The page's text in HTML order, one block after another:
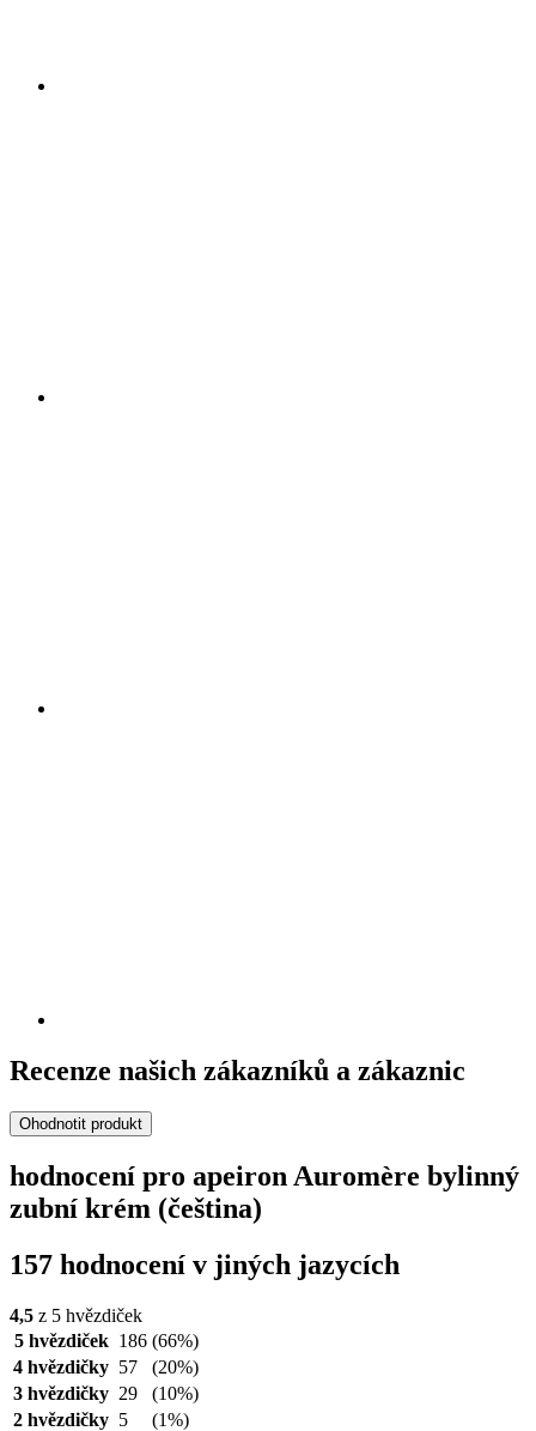
Recenze našich zákazníků a zákaznic
Ohodnotit produkt
hodnocení pro apeiron Auromère bylinný
zubní krém (čeština)
157 hodnocení v jiných jazycích
4,5 z 5 hvězdiček
5 hvězdiček 186 (66%)
4 hvězdičky 57
(20%)
3 hvězdičky 29
(10%)
2 hvězdičky 5
(1%)